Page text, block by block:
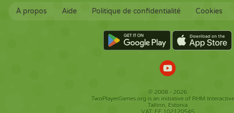
À propos Aide Politique de confidentialité Cookies
© 2008 - 2026
TwoPlayerGames.org is an initiative of RHM
Tallinn, Estonia